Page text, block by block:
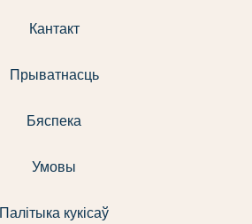
Кантакт
Прыватнасць
Бяспека
Умовы
Палітыка кукісаў